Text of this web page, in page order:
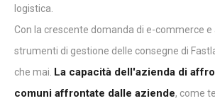
logistica.
Con la crescente domanda di e-commerce e
strumenti di gestione delle consegne di
che mai. La capacità dell'azienda di
comuni affrontate dalle aziende, come